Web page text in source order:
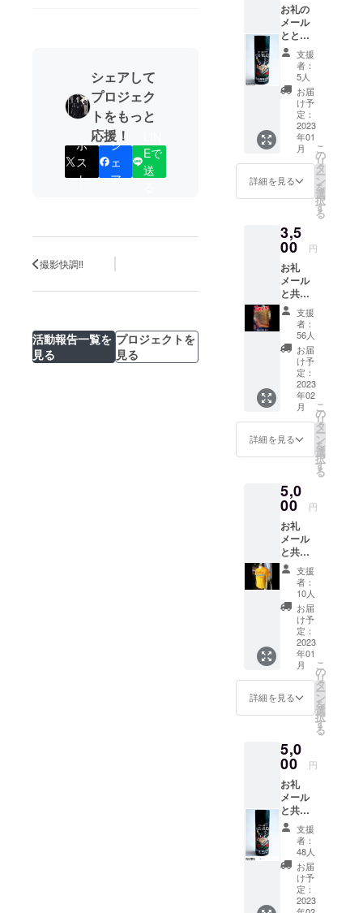
シェアして
プロジェク
トをもっと
応援！
ポ
ス
ト
シ
ェ
ア
Eで
送
撮影快調‼︎
活動報告一覧を
見る
プロジェクトを
見る
お礼の
メール
ととも
に、ポ
スター
（A3）
10月発
売のシ
グネ
チャー
スプ
レー
を、送
料無料
でお届
けしま
海道、
沖縄、
離島の
場合送
料がか
かりま
す。）
整髪料
製品概
要
======
======
======
======
======
======
======
==== 販
売名
【BV シ
グネ
チャー
スプ
レー】
【香
り】無
香料 ・
一般発
売日：
2022年
10月1日
・内容
量：
250g ・
＋税 ・
製造販
売元：
三口産
業株式
会社
（大阪
市天王
寺区玉
造本町
6-5） ・
発売
元：株
支援
者：
5人
お届
け予
定：
2023
年01
月
詳細を見る
こ
の
リ
タ
ー
ン
を
選
択
す
る
3,5
00 円
お礼
メール
と共に
ポス
ター
（A3）
リーゼ
ントヘ
アース
タイル
の写真
¥5,000
を送料
無料で
¥3,500
けしま
す。
（北海
道、沖
縄、離
島は、
送料が
かかり
す。）
支援
者：
56人
お届
け予
定：
2023
年02
月
詳細を見る
こ
の
リ
タ
ー
ン
を
選
択
す
る
5,0
00 円
お礼
メール
と共に
ポス
ター
（A3）
シグネ
チャー
スプ
レー
¥1,760
Tシャツ
¥5,500
合計金
額
¥7,260
ろ送料
無料で
¥5,000
でお届
けしま
す。
（北海
道、沖
縄、離
島を除
く）
支援
者：
10人
お届
け予
定：
2023
年01
月
詳細を見る
こ
の
リ
タ
ー
ン
を
選
択
す
る
5,0
00 円
お礼
メール
と共に
ポス
ター
（A3）
リーゼ
ントヘ
アース
タイル
支援
者：
48人
お届
け予
定：
2023